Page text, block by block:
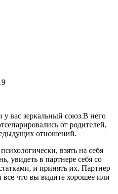
вас зеркальный союз.В него
от родителей,
отношений.
взять на себя
увидеть в партнере себя со
и принять их. Партнер
все что вы видите хорошее или